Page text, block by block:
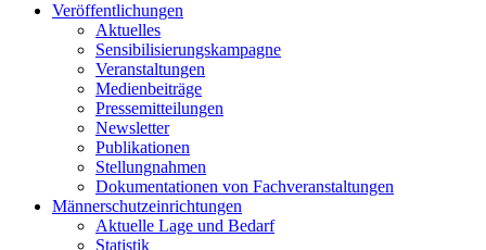
Veröffentlichungen
Aktuelles
Sensibilisierungskampagne
Veranstaltungen
Medienbeiträge
Pressemitteilungen
Newsletter
Publikationen
Stellungnahmen
Dokumentationen von Fachveranstaltungen
Männerschutz­einrichtungen
Aktuelle Lage und Bedarf
Statistik